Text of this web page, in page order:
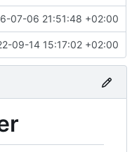
07-06 21:51:48 +02:00
09-14 15:17:02 +02:00